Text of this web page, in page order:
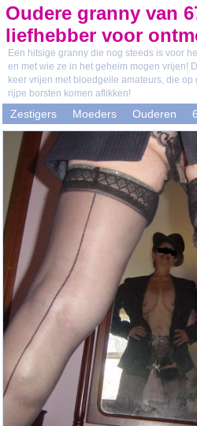
Oudere granny van
liefhebber voor
Een hitsige granny die nog steeds is voor
en met wie ze in het geheim mogen vrijen!
keer vrijen met bloedgeile amateurs, die
rijpe borsten komen aflikken!
Zestigers Moeders Ouderen